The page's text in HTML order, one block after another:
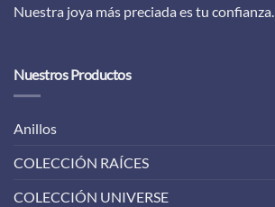
Nuestra joya más preciada es tu confianza.
Nuestros Productos
Anillos
COLECCIÓN RAÍCES
COLECCIÓN UNIVERSE